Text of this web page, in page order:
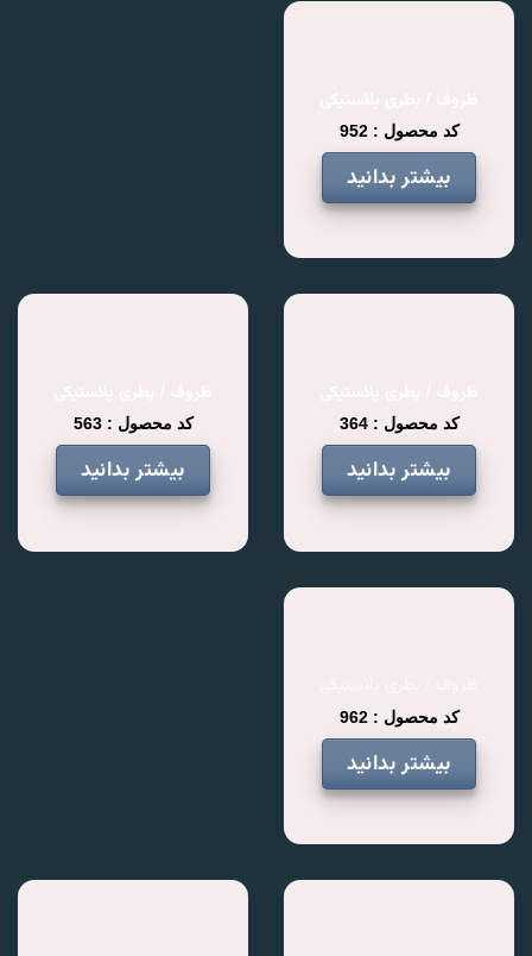
کد محصول : 952
بیشتر بدانید
کد محصول : 364
بیشتر بدانید
کد محصول : 563
بیشتر بدانید
کد محصول : 962
بیشتر بدانید